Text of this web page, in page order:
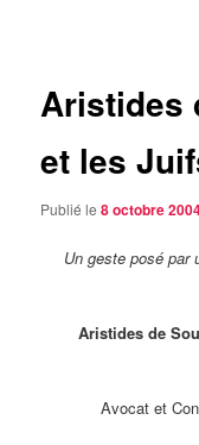
Aristides
et les
Publié le8 octobre
Un geste posé par
Aristides de
Avocat et